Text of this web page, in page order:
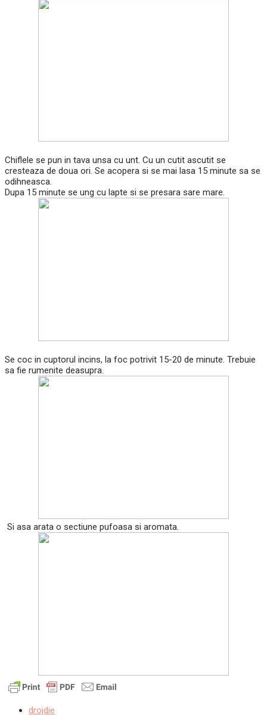
Chiflele se pun in tava unsa cu unt. Cu un cutit ascutit se
cresteaza de doua ori. Se acopera si se mai lasa 15 minute sa se
odihneasca.
Dupa 15 minute se ung cu lapte si se presara sare mare.
Se coc in cuptorul incins, la foc potrivit 15-20 de minute. Trebuie
sa fie rumenite deasupra.
Si asa arata o sectiune pufoasa si aromata.
drojdie